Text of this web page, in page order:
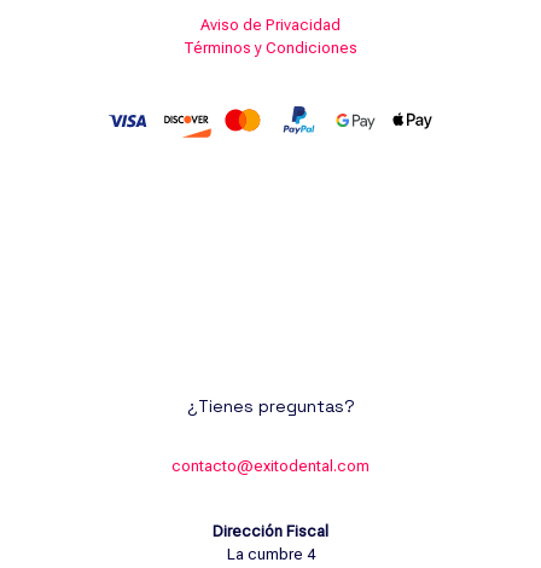
Aviso de Privacidad
Términos y Condiciones
¿Tienes preguntas?
contacto@exitodental.com
Dirección Fiscal
La cumbre 4